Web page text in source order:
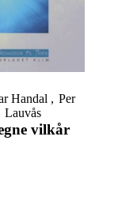
vilkår
Handal
Per
Lauvås